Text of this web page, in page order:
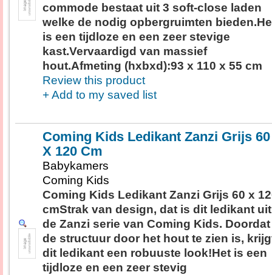
commode bestaat uit 3 soft-close laden
welke de nodig opbergruimten
is een tijdloze en een zeer stevige
kast.Vervaardigd van massief
hout.Afmeting (hxbxd):93 x 110 x 55 cm
Review this product
+ Add to my saved list
Coming Kids Ledikant Zanzi Grijs 60
X 120 Cm
Babykamers
Coming Kids
Coming Kids Ledikant Zanzi Grijs 60 x
cmStrak van design, dat is dit ledikant uit
de Zanzi serie van Coming Kids. Doordat
de structuur door het hout te zien is,
dit ledikant een robuuste look!Het is een
tijdloze en een zeer stevig